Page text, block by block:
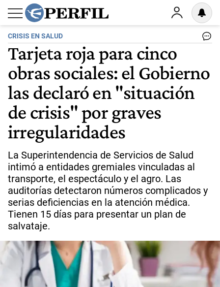
CRISIS EN SALUD
Tarjeta roja para cinco
obras sociales: el Gobierno
las declaró en "situación
de crisis" por graves
irregularidades
La Superintendencia de Servicios de Salud
intimó a entidades gremiales vinculadas al
transporte, el espectáculo y el agro. Las
auditorías detectaron números complicados y
serias deficiencias en la atención médica.
Tienen 15 días para presentar un plan de
salvataje.